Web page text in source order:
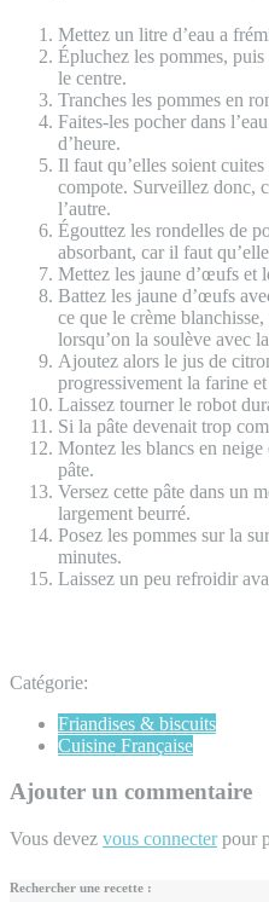
Mettez un litre d’eau a
Épluchez les pommes,
le centre.
Tranches les pommes en
Faites-les pocher dans
d’heure.
Il faut qu’elles soient
compote. Surveillez donc,
l’autre.
Égouttez les rondelles de
absorbant, car il faut
Mettez les jaune d’œufs et
Battez les jaune d’œufs
ce que le crème
lorsqu’on la soulève avec
Ajoutez alors le jus de
progressivement la farine
Laissez tourner le robot
Si la pâte devenait trop
Montez les blancs en
pâte.
Versez cette pâte dans un
largement beurré.
Posez les pommes sur la
minutes.
Laissez un peu refroidir
Catégorie:
Friandises & biscuits
Cuisine Française
Ajouter un commentaire
Vous devez vous connecterpour
Rechercher une recette :